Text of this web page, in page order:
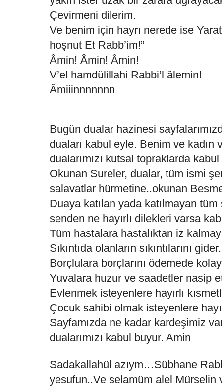
Çevirmeni dilerim.
Ve benim için hayrı nerede ise
hoşnut Et Rabb’im!”
Âmin! Âmin! Âmin!
V’el hamdülillahi Rabbi’l âlemin!
Âmiiinnnnnnn
Bugün dualar hazinesi
duaları kabul eyle. Benim ve kadın
dualarımızı kutsal topraklarda
Okunan Sureler, dualar, tüm ismi
salavatlar hürmetine..okunan
Duaya katılan yada katılmayan
senden ne hayırlı dilekleri varsa
Tüm hastalara hastalıktan iz
Sıkıntıda olanların sıkıntılarını gider.
Borçlulara borçlarını ödemede
Yuvalara huzur ve saadetler nasip
Evlenmek isteyenlere hayırlı
Çocuk sahibi olmak isteyenlere
Sayfamızda ne kadar kardeşimiz
dualarımızı kabul buyur. Amin
Sadakallahül azıym…Sübhane
yesufun..Ve selamüm alel Mürselin